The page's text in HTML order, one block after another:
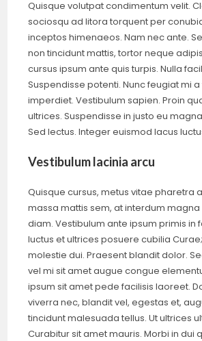
Quisque volutpat condimentum velit.
sociosqu ad litora torquent per
inceptos himenaeos. Nam nec ante.
non tincidunt mattis, tortor neque
cursus ipsum ante quis turpis. Nulla
Suspendisse potenti. Nunc feugiat mi
imperdiet. Vestibulum sapien. Proin
ultrices. Suspendisse in justo eu
Sed lectus. Integer euismod lacus
Vestibulum lacinia arcu
Quisque cursus, metus vitae pharetra
massa mattis sem, at interdum
diam. Vestibulum ante ipsum primis in
luctus et ultrices posuere cubilia
molestie dui. Praesent blandit dolor.
vel mi sit amet augue congue
ipsum sit amet pede facilisis laoreet.
viverra nec, blandit vel, egestas et,
tincidunt malesuada tellus. Ut ultrices
Curabitur sit amet mauris. Morbi in dui